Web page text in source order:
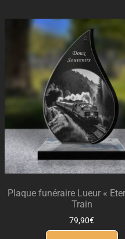
Plaque funéraire Lueur «
Train
79,90€